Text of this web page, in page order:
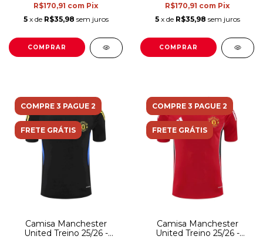
R$170,91 com Pix
5 x de R$35,98 sem juros
COMPRAR
R$170,91 com Pix
5 x de R$35,98 sem juros
COMPRAR
COMPRE 3 PAGUE 2
FRETE GRÁTIS
Camisa Manchester
United Treino 25/26 -
COMPRE 3 PAGUE 2
FRETE GRÁTIS
Camisa Manchester
United Treino 25/26 -